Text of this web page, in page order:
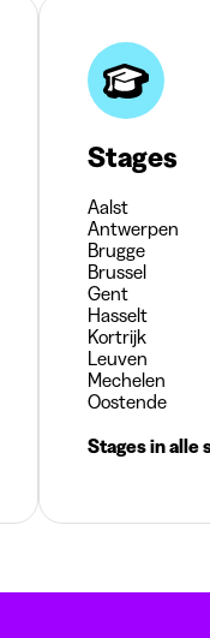
Stages
Aalst
Antwerpen
Brugge
Brussel
Gent
Hasselt
Kortrijk
Leuven
Mechelen
Oostende
Stages in alle